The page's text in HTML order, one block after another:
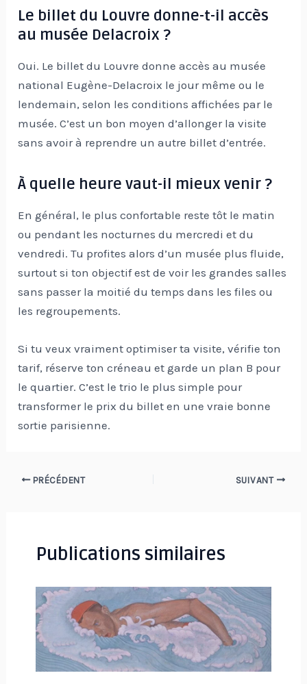
Le billet du Louvre donne-t-il accès
au musée Delacroix ?
Oui. Le billet du Louvre donne accès au musée
national Eugène-Delacroix le jour même ou le
lendemain, selon les conditions affichées par le
musée. C’est un bon moyen d’allonger la visite
sans avoir à reprendre un autre billet d’entrée.
À quelle heure vaut-il mieux venir ?
En général, le plus confortable reste tôt le matin
ou pendant les nocturnes du mercredi et du
vendredi. Tu profites alors d’un musée plus fluide,
surtout si ton objectif est de voir les grandes salles
sans passer la moitié du temps dans les files ou
les regroupements.
Si tu veux vraiment optimiser ta visite, vérifie ton
tarif, réserve ton créneau et garde un plan B pour
le quartier. C’est le trio le plus simple pour
transformer le prix du billet en une vraie bonne
sortie parisienne.
Navigation
PRÉCÉDENT SUIVANT
Publications similaires